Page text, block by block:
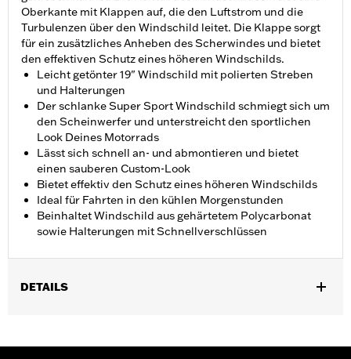
Oberkante mit Klappen auf, die den Luftstrom und die
Turbulenzen über den Windschild leitet. Die Klappe sorgt
für ein zusätzliches Anheben des Scherwindes und bietet
den effektiven Schutz eines höheren Windschilds.
Leicht getönter 19" Windschild mit polierten Streben
und Halterungen
Der schlanke Super Sport Windschild schmiegt sich um
den Scheinwerfer und unterstreicht den sportlichen
Look Deines Motorrads
Lässt sich schnell an- und abmontieren und bietet
einen sauberen Custom-Look
Bietet effektiv den Schutz eines höheren Windschilds
Ideal für Fahrten in den kühlen Morgenstunden
Beinhaltet Windschild aus gehärtetem Polycarbonat
sowie Halterungen mit Schnellverschlüssen
DETAILS